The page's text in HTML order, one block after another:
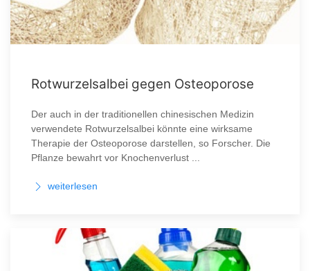
Rotwurzelsalbei gegen Osteoporose
Der auch in der traditionellen chinesischen Medizin
verwendete Rotwurzelsalbei könnte eine wirksame
Therapie der Osteoporose darstellen, so Forscher. Die
Pflanze bewahrt vor Knochenverlust ...
weiterlesen